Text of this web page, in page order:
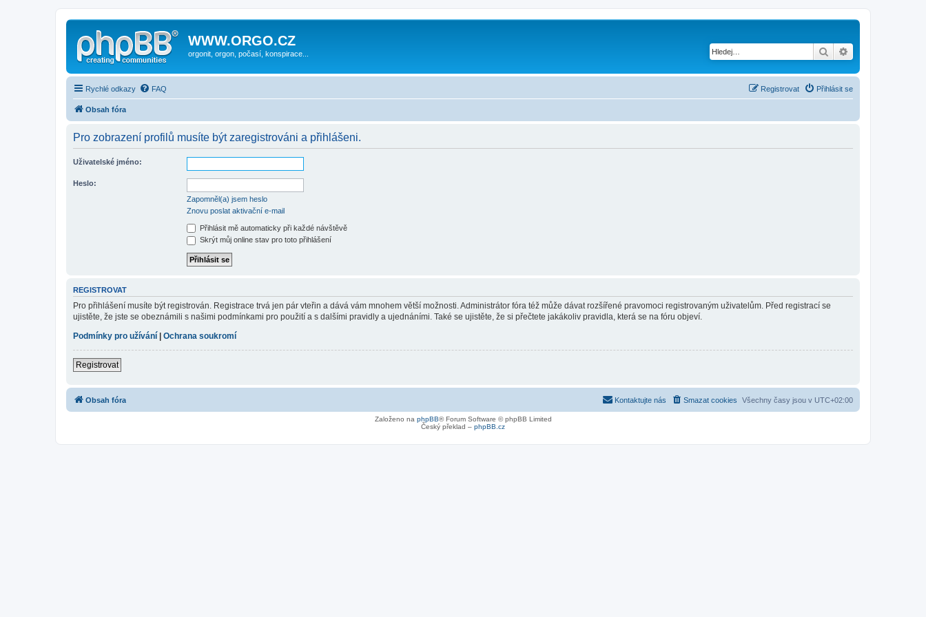
WWW.ORGO.CZ
orgonit, orgon, počasí, konspirace... Hledat
Rychlé odkazy FAQ Přihlásit se
Registrovat
Obsah fóra
Pro zobrazení profilů musíte být zaregistrováni a přihlášeni.
Uživatelské jméno:
Heslo:
Zapomněl(a) jsem heslo
Znovu poslat aktivační e-mail
Přihlásit mě automaticky při každé návštěvě
Skrýt můj online stav pro toto přihlášení
REGISTROVAT
Pro přihlášení musíte být registrován. Registrace trvá jen pár vteřin a dává vám mnohem větší možnosti. Administrátor fóra též může dávat rozšířené pravomoci registrovaným uživatelům. Před registrací se
ujistěte, že jste se obeznámili s našimi podmínkami pro použití a s dalšími pravidly a ujednáními. Také se ujistěte, že si přečtete jakákoliv pravidla, která se na fóru objeví.
Podmínky pro užívání
Ochrana soukromí
Registrovat
Obsah fóra Všechny časy jsou v UTC+02:00
Smazat cookies
Kontaktujte nás
Založeno na phpBB® Forum Software © phpBB Limited
Český překlad – phpBB.cz